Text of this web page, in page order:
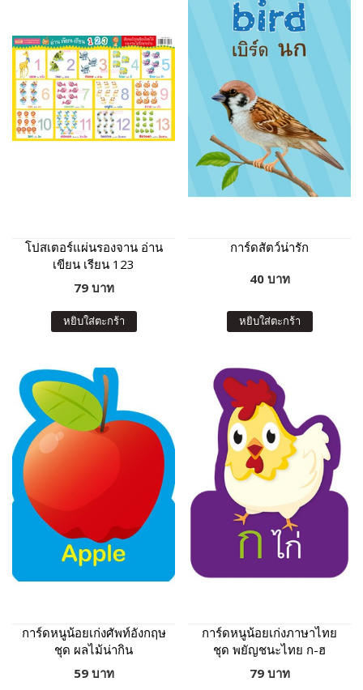
โปสเตอร์แผ่นรองจาน อ่าน
เขียน เรียน 123
79 บาท
หยิบใส่ตะกร้า
การ์ดสัตว์น่ารัก
40 บาท
หยิบใส่ตะกร้า
การ์ดหนูน้อยเก่งศัพท์อังกฤษ
ชุด ผลไม้น่ากิน
59 บาท
การ์ดหนูน้อยเก่งภาษาไทย
ชุด พยัญชนะไทย ก-ฮ
79 บาท